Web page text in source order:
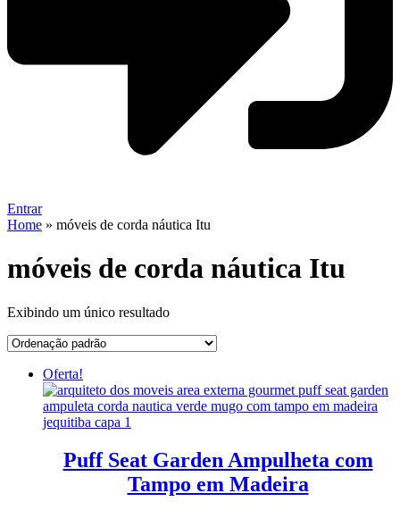
Entrar
Home » móveis de corda náutica Itu
móveis de corda náutica Itu
Exibindo um único resultado
Oferta!
Puff Seat Garden Ampulheta com
Tampo em Madeira